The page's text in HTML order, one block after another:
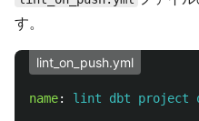
す。
lint_on_push.yml
name: lint dbt project